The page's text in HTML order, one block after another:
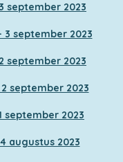
september 2023
september 2023
september 2023
september 2023
september 2023
augustus 2023